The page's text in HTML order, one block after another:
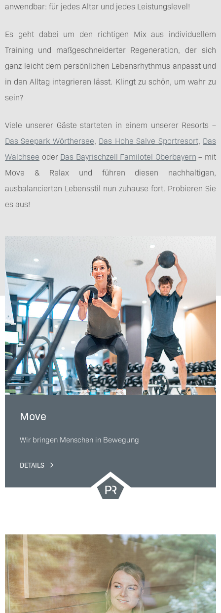
anwendbar: für jedes Alter und jedes Leistungslevel!
Es geht dabei um den richtigen Mix aus individuellem
Training und maßgeschneiderter Regeneration, der sich
ganz leicht dem persönlichen Lebensrhythmus anpasst und
in den Alltag integrieren lässt. Klingt zu schön, um wahr zu
sein?
Viele unserer Gäste starteten in einem unserer Resorts –
Das Seepark Wörthersee, Das Hohe Salve Sportresort, Das
Walchsee oder Das Bayrischzell Familotel Oberbayern – mit
Move & Relax und führen diesen nachhaltigen,
ausbalancierten Lebensstil nun zuhause fort. Probieren Sie
es aus!
Move
Wir bringen Menschen in Bewegung
DETAILS